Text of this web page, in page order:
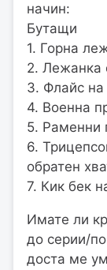
начин:
Бутащи
1. Горна
2. Лежанка
3. Флайс на
4. Военна
5. Раменни
6.
обратен
7. Кик бек
Имате ли
до серии/
доста ме